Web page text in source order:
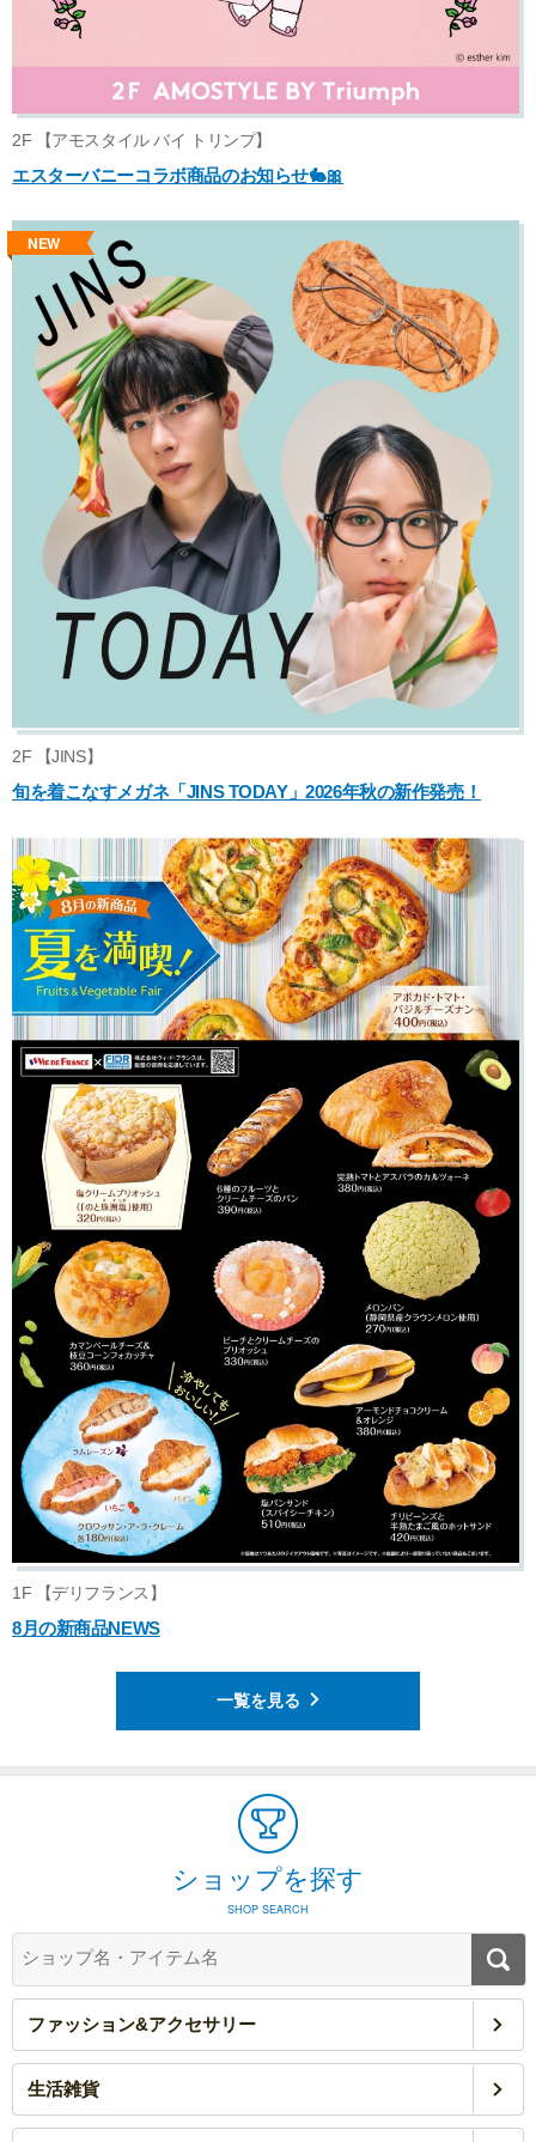
2F 【アモスタイル バイ トリンプ】
エスターバニーコラボ商品のお知らせ🐇🎀
NEW
2F 【JINS】
旬を着こなすメガネ「JINS TODAY」2026年秋の新作発売！
1F 【デリフランス】
8月の新商品NEWS
一覧を見る
ショップを探す
SHOP SEARCH
ファッション&アクセサリー
生活雑貨